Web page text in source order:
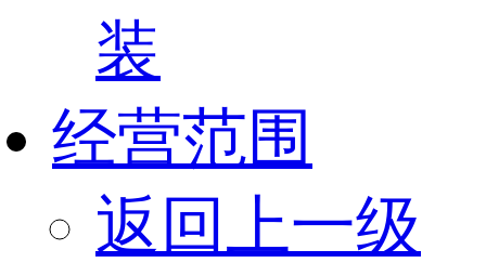
装
经营范围
返回上一级